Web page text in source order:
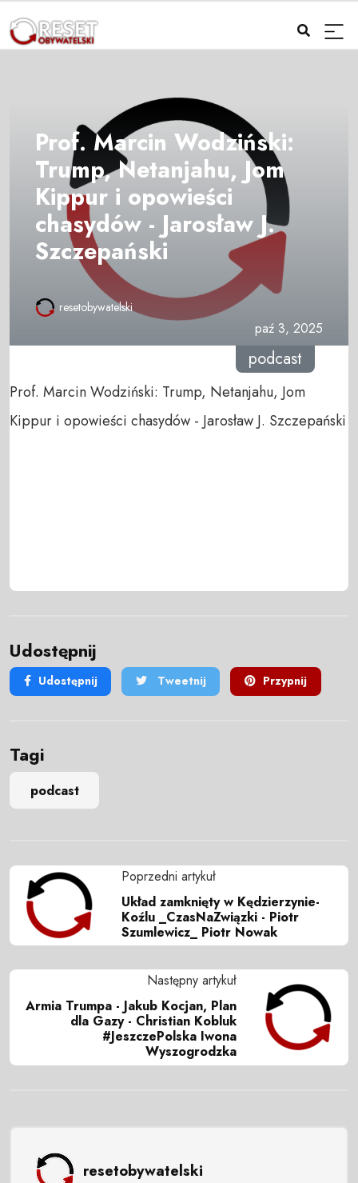
Prof. Marcin Wodziński:
Trump, Netanjahu, Jom
Kippur i opowieści
chasydów - Jarosław J.
Szczepański
resetobywatelski
paź 3, 2025
podcast
Prof. Marcin Wodziński: Trump, Netanjahu, Jom
Kippur i opowieści chasydów - Jarosław J. Szczepański
Udostępnij
Udostępnij Tweetnij Przypnij
Tagi
podcast
Poprzedni artykuł
Układ zamknięty w Kędzierzynie-
Koźlu _CzasNaZwiązki - Piotr
Szumlewicz_ Piotr Nowak
Następny artykuł
Armia Trumpa - Jakub Kocjan, Plan
dla Gazy - Christian Kobluk
#JeszczePolska Iwona
Wyszogrodzka
resetobywatelski